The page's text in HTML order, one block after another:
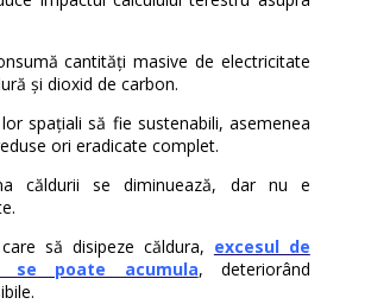
cantități masive de electricitate
și dioxid de carbon.
spațiali să fie sustenabili, asemenea
ori eradicate complet.
căldurii se diminuează, dar nu e
să disipeze căldura, excesul de
se poate acumula, deteriorând